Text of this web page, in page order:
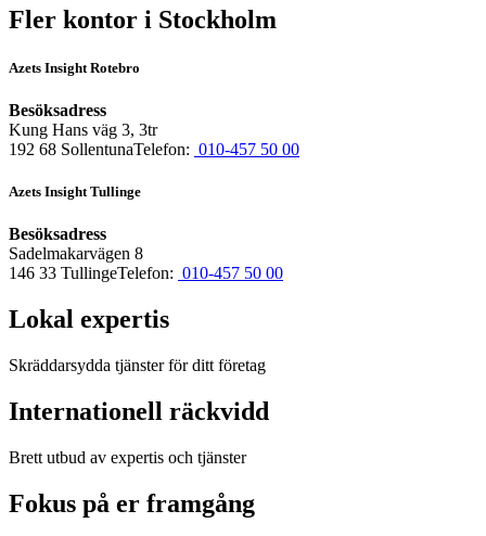
Fler kontor i Stockholm
Azets Insight Rotebro
Besöksadress
Kung Hans väg 3, 3tr
192 68 SollentunaTelefon: 010-457 50 00
Azets Insight Tullinge
Besöksadress
Sadelmakarvägen 8
146 33 TullingeTelefon: 010-457 50 00
Lokal expertis
Skräddarsydda tjänster för ditt företag
Internationell räckvidd
Brett utbud av expertis och tjänster
Fokus på er framgång